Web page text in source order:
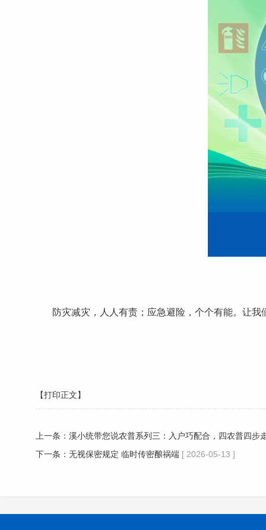
防灾减灾，人人有责；应急避险，个个有能。让
【打印正文】
上一条： 溪小统带您说农普系列三：入户巧配合，四农普四步
下一条： 无视保密规定 临时传密酿祸端 [ 2026-05-13 ]